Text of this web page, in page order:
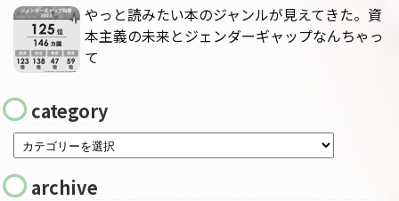
やっと読みたい本のジャンルが見えてきた。資
本主義の未来とジェンダーギャップなんちゃっ
て
category
archive